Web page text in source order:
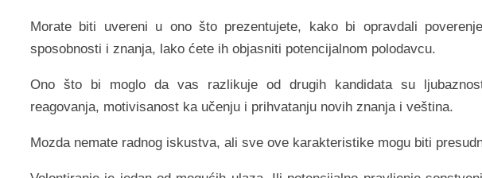
Morate biti uvereni u ono što prezentujete, kako bi opravdali
sposobnosti i znanja, lako ćete ih objasniti potencijalnom polodavcu.
Ono što bi moglo da vas razlikuje od drugih kandidata su
reagovanja, motivisanost ka učenju i prihvatanju novih znanja i veština.
Mozda nemate radnog iskustva, ali sve ove karakteristike mogu biti